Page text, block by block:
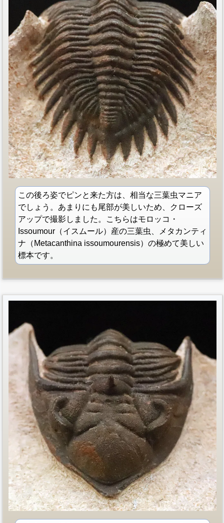
この後ろ姿でピンと来た方は、相当な三葉虫マニア
でしょう。あまりにも尾部が美しいため、クローズ
アップで撮影しました。こちらはモロッコ・
Issoumour（イスムール）産の三葉虫、メタカンティ
ナ（Metacanthina issoumourensis）の極めて美しい
標本です。